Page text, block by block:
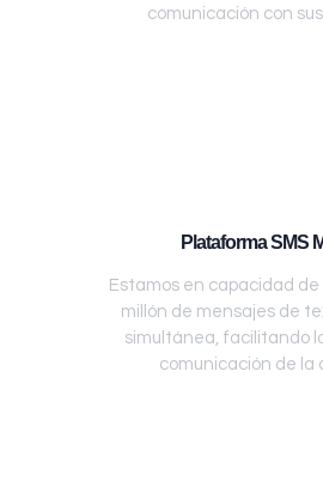
comunicación con
Plataforma SMS
Estamos en capacidad
millón de mensajes de
simultánea, facilitando
comunicación de la